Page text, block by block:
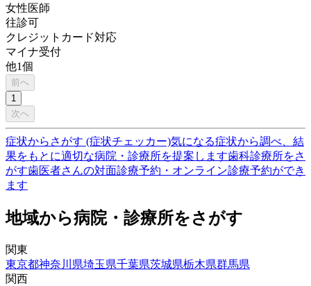
女性医師
往診可
クレジットカード対応
マイナ受付
他1個
前へ
1
次へ
症状からさがす (症状チェッカー)気になる症状から調べ、結
果をもとに適切な病院・診療所を提案します歯科診療所をさ
がす歯医者さんの対面診療予約・オンライン診療予約ができ
ます
地域から病院・診療所をさがす
関東
東京都神奈川県埼玉県千葉県茨城県栃木県群馬県
関西